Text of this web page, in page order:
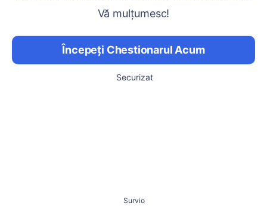
Vă mulțumesc!
Începeți Chestionarul Acum
Securizat
Survio